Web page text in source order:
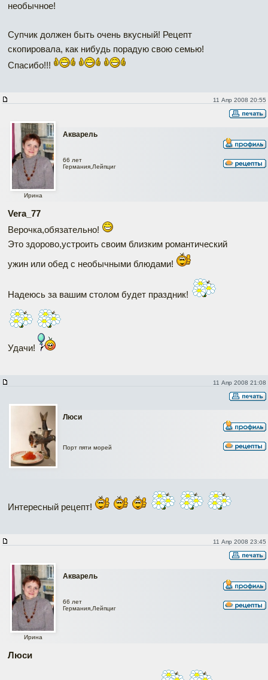
необычное!
Супчик должен быть очень вкусный! Рецепт
скопировала, как нибудь порадую свою семью!
Спасибо!!!
11 Апр 2008 20:55
Акварель
Ирина
66 лет
Германия,Лейпциг
Vera_77
Верочка,обязательно!
Это здорово,устроить своим близким романтический
ужин или обед с необычными блюдами!
Надеюсь за вашим столом будет праздник!
Удачи!
11 Апр 2008 21:08
Люси
Порт пяти морей
Интересный рецепт!
11 Апр 2008 23:45
Акварель
Ирина
66 лет
Германия,Лейпциг
Люси